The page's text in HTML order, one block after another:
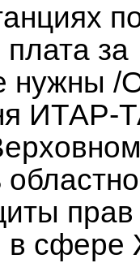
за
нужны /
ИТАР-
прав
в